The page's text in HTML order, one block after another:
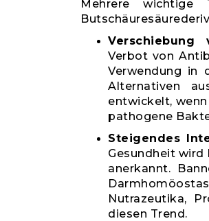
Mehrere
Verbot von
Verwendung in
Alternativen
entwickelt,
pathogene
Steigendes
Gesundheit
anerkannt.
Nutrazeutika,
diesen Trend.